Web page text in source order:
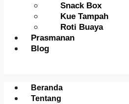
Snack Box
Kue Tampah
Roti Buaya
Prasmanan
Blog
Menu
Beranda
Tentang